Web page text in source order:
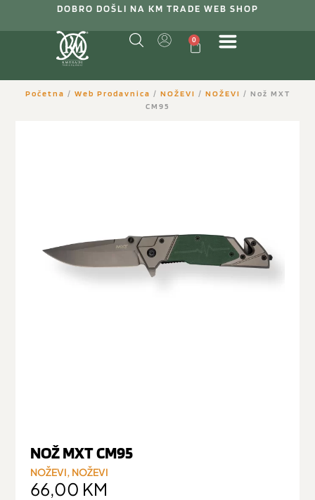
DOBRO DOŠLI NA KM TRADE WEB SHOP
0
Početna / Web Prodavnica / NOŽEVI / NOŽEVI / Nož MXT
CM95
NOŽ MXT CM95
NOŽEVI, NOŽEVI
66,00 KM